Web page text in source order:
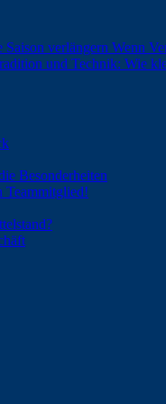
verlängern Wenn
und Technik: Wie
Besonderheiten
Teammitglied!